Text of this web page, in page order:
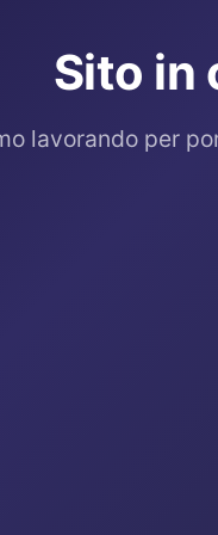
Sito in
lavorando per